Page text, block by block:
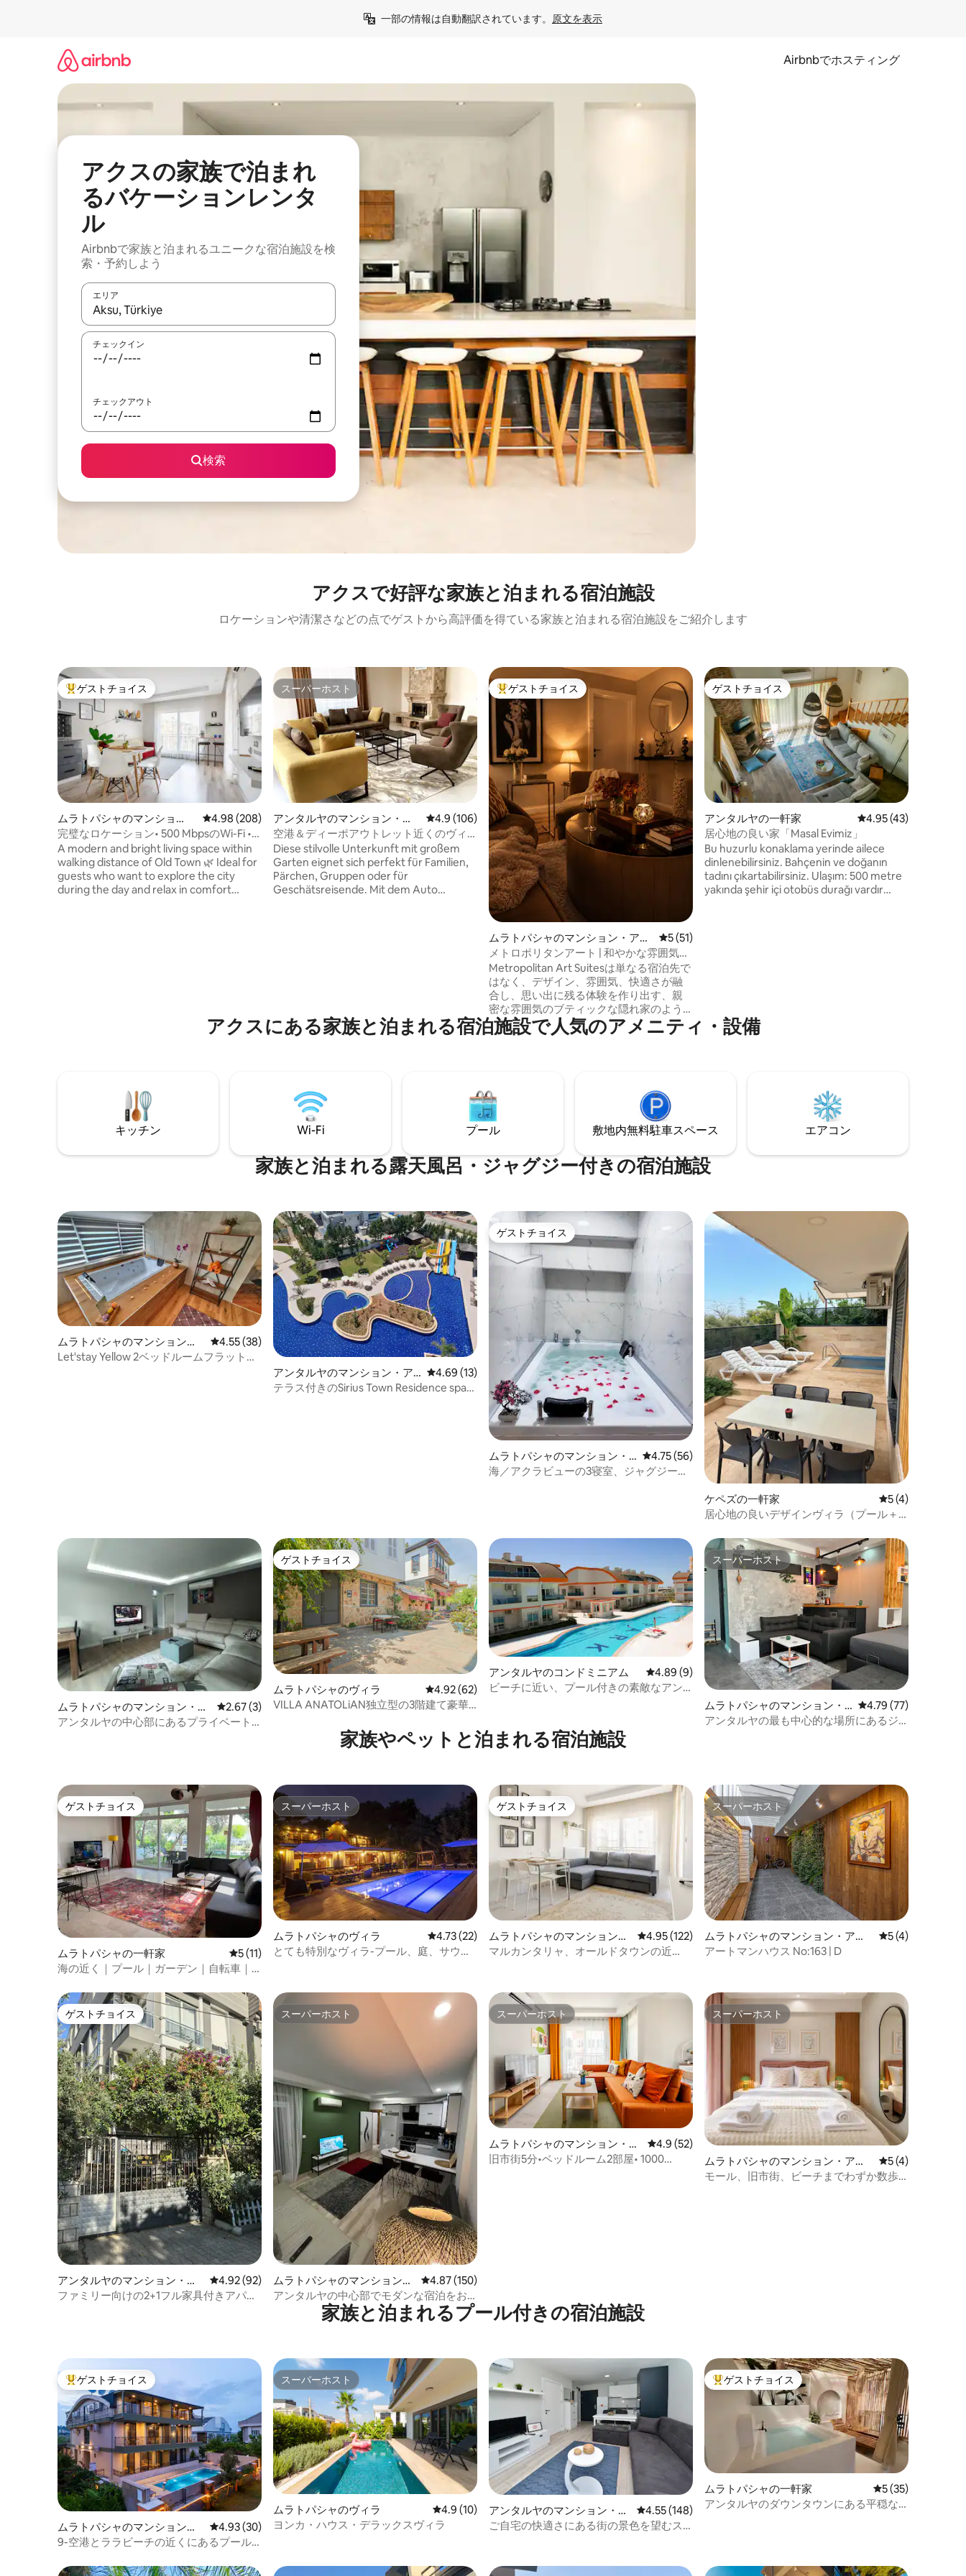
一部の情報は自動翻訳されています。 原文を表示
Airbnbでホスティング
アクスの家族で泊まれ
るバケーションレンタ
ル
Airbnbで家族と泊まれるユニークな宿泊施設を検
索・予約しよう
エリア
検索結果が表示されたら、上下の矢印キーを使って移動するか、画面をタッチまたはスワイプして検索結果を確認することができます。
チェックイン
チェックアウト
検索
アクスで好評な家族と泊まれる宿泊施設
ロケーションや清潔さなどの点でゲストから高評価を得ている家族と泊まれる宿泊施設をご紹介します
大好評のゲストチョイスです。
ゲストチョイス
ムラトパシャのマンショ
ン・アパート
レビュー208件、5つ星中4.98つ星の平均評価
4.98 (208)
完璧なロケーション• 500 MbpsのWi-Fi •
快適なフラット
A modern and bright living space within
walking distance of Old Town 🌿 Ideal for
guests who want to explore the city
during the day and relax in comfort
スーパーホスト
スーパーホスト
アンタルヤのマンション・ア
パート
レビュー106件、5つ星中4.9つ星の平均評価
4.9 (106)
空港＆ディーポアウトレット近くのヴィ
ラ内にある200平方メートルのアパート
Diese stilvolle Unterkunft mit großem
Garten eignet sich perfekt für Familien,
Pärchen, Gruppen oder für
Geschätsreisende. Mit dem Auto
大好評のゲストチョイスです。
ゲストチョイス
ムラトパシャのマンション・アパ
ート
レビュー51件、5つ星中5つ星の平均評価
5 (51)
メトロポリタンアート | 和やかな雰囲気の
ブティックリトリート
Metropolitan Art Suitesは単なる宿泊先で
はなく、デザイン、雰囲気、快適さが融
合し、思い出に残る体験を作り出す、親
密な雰囲気のブティックな隠れ家のよう
な場所です。 カップル、クリエイター、
リモートワーカーのために作られたこの
りとした時間を過ごすことを促します。
ここは贅沢を重視して設計されたお部屋
ではありません。感覚を中心にデザイン
されています。
ゲストチョイス
ゲストチョイス
アンタルヤの一軒家 レビュー43件、5つ
4.95 (43)
居心地の良い家「Masal Evimiz」
Bu huzurlu konaklama yerinde ailece
dinlenebilirsiniz. Bahçenin ve doğanın
tadını çıkartabilirsiniz. Ulaşım: 500 metre
yakında şehir içi otobüs durağı vardır
アクスにある家族と泊まれる宿泊施設で人気のアメニティ・設備
キッチン Wi-Fi プール 敷地内無料駐⁠車ス⁠ペ⁠ー⁠ス エアコン
家族と泊まれる露天風呂・ジャグジー付きの宿泊施設
ムラトパシャのマンション・
アパート
レビュー38件、5つ星中4.55つ星の平均評価
4.55 (38)
Let'stay Yellow 2ベッドルームフラット
アンタルヤのマンション・ア
パート
レビュー13件、5つ星中4.69つ星の平均評価
4.69 (13)
テラス付きのSirius Town Residence spa
ゲストチョイス
ゲストチョイス
ムラトパシャのマンション・
アパート
レビュー56件、5つ星中4.75つ星の平均評価
4.75 (56)
海／アクラビューの3寝室、ジャグジー付
ケペズの一軒家
レビュー4件、5
5 (4)
居心地の良いデザインヴィラ（プール＋
ムラトパシャのマンション・ア
パート
レビュー3件、5つ星中2.67つ星の平均評価
2.67 (3)
アンタルヤの中心部にあるプライベート
ゲストチョイス
ゲストチョイス
ムラトパシャのヴィラ レビュー62件、5つ星中4.92つ星の平均評価
4.92 (62)
VILLA ANATOLiAN独立型の3階建て豪華
アンタルヤのコンドミニアム レビュー9件、5つ星中4.89つ星の平均評価
4.89 (9)
ビーチに近い、プール付きの素敵なアン
スーパーホスト
スーパーホスト
ムラトパシャのマンション・
アパート
レビュー77件、5つ
4.79 (77)
アンタルヤの最も中心的な場所にあるジ
家族やペットと泊まれる宿泊施設
ゲストチョイス
ゲストチョイス
ムラトパシャの一軒家 レビュー11件、5つ星中5つ星の平均評価
5 (11)
海の近く｜プール｜ガーデン｜自転車｜
スーパーホスト
スーパーホスト
ムラトパシャのヴィラ レビュー22件、5つ星中4.73つ星の平均評価
4.73 (22)
とても特別なヴィラ-プール、庭、サウ
ゲストチョイス
ゲストチョイス
ムラトパシャのマンション・
アパート
レビュー122件、5つ星中4.95つ星の平均評価
4.95 (122)
マルカンタリャ、オールドタウンの近
スーパーホスト
スーパーホスト
ムラトパシャのマンション・アパ
ート
レビュー4件、5
5 (4)
アートマンハウス No:163 | D
ゲストチョイス
ゲストチョイス
アンタルヤのマンション・ア
パート
レビュー92件、5つ星中4.92つ星の平均評価
4.92 (92)
ファミリー向けの2+1フル家具付きアパー
スーパーホスト
スーパーホスト
ムラトパシャのマンション・
アパート
レビュー150件、5つ星中4.87つ星の平均評価
4.87 (150)
アンタルヤの中心部でモダンな宿泊をお
楽しみください。
スーパーホスト
スーパーホスト
ムラトパシャのマンション・ア
パート
レビュー52件、5つ星中4.9つ星の平均評価
4.9 (52)
旧市街5分•ベッドルーム2部屋• 1000
スーパーホスト
スーパーホスト
ムラトパシャのマンション・アパ
ート
レビュー4件、5
5 (4)
モール、旧市街、ビーチまでわずか数歩
家族と泊まれるプール付きの宿泊施設
大好評のゲストチョイスです。
ゲストチョイス
ムラトパシャのマンション・
アパート
レビュー30件、5つ星中4.93つ星の平均評価
4.93 (30)
9-空港とララビーチの近くにあるプール
スーパーホスト
スーパーホスト
ムラトパシャのヴィラ レビュー10件、5つ星中4.9つ星の平均評価
4.9 (10)
ヨンカ・ハウス・デラックスヴィラ
アンタルヤのマンション・ア
パート
レビュー148件、5つ星中4.55つ星の平均評価
4.55 (148)
ご自宅の快適さにある街の景色を望むス
大好評のゲストチョイスです。
ゲストチョイス
ムラトパシャの一軒家 レビュー35件、5
5 (35)
アンタルヤのダウンタウンにある平穏な